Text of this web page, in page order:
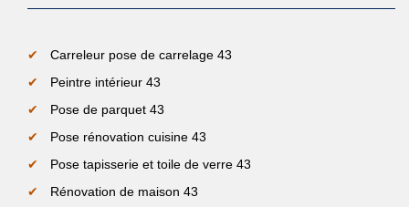
Carreleur pose de carrelage 43
Peintre intérieur 43
Pose de parquet 43
Pose rénovation cuisine 43
Pose tapisserie et toile de verre 43
Rénovation de maison 43